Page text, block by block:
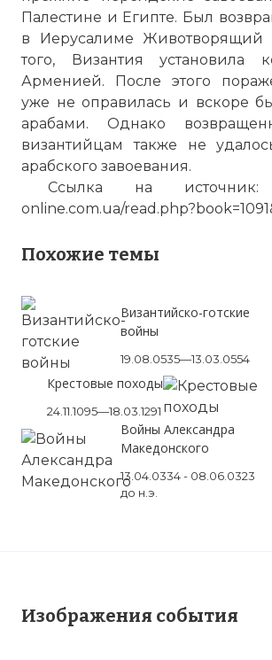
Палестине и Египте. Был
в Иерусалиме Животворящий
того, Византия установила
Арменией. После этого
уже не оправилась и вскоре
арабами. Однако
византийцам также не
арабского завоевания.
Ссылка на
online.com.ua/
Похожие темы
Византийско-готские
войны
19.08.0535—13.03.0554
Крестовые походы
24.11.1095—18.03.1291
Войны Александра
Македонского
13.04.0334 - 08.06.0323
до н.э.
Изображения события
воин; 2 - боевой слон армии